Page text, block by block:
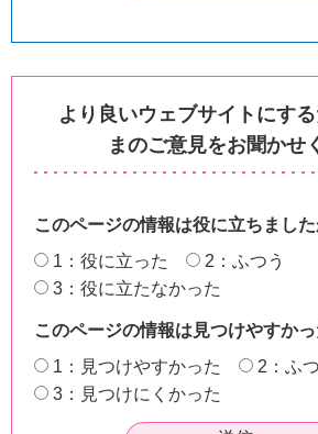
より良いウェブサイトにす
まのご意見をお聞かせ
このページの情報は役に立ちました
1：役に立った
2：ふつう
3：役に立たなかった
このページの情報は見つけやすか
1：見つけやすかった
2：ふ
3：見つけにくかった